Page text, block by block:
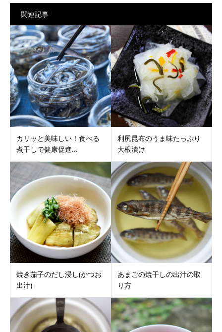
関連記事
カリッと美味しい！食べる
煮干しで健康促進...
利尻昆布のうま味たっぷり
大根漬け
焼き茄子のだし浸し(かつお
出汁)
あまごの焼干しの出汁の取
り方